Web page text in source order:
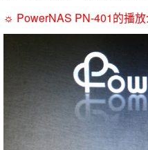
☼ PowerNAS PN-401的播